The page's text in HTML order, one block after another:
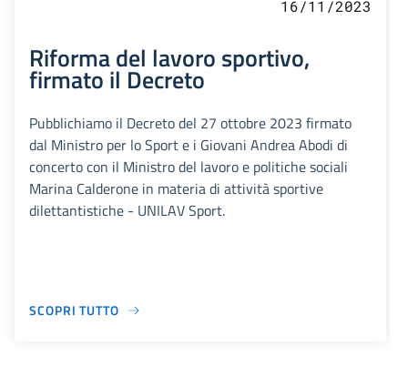
16/11/2023
Riforma del lavoro sportivo,
firmato il Decreto
Pubblichiamo il Decreto del 27 ottobre 2023 firmato
dal Ministro per lo Sport e i Giovani Andrea Abodi di
concerto con il Ministro del lavoro e politiche sociali
Marina Calderone in materia di attività sportive
dilettantistiche - UNILAV Sport.
SCOPRI TUTTO